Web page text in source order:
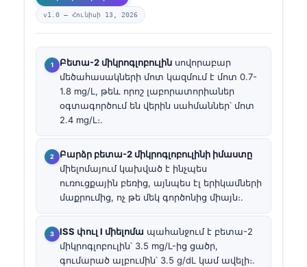
v1.0 — Հունիսի 13, 2026
Բետա-2 միկրոգլոբուլին սովորաբար
մեծահասակների մոտ կազմում է մոտ 0.7-
1.8 mg/L, թեև որոշ լաբորատորիաներ
օգտագործում են վերին սահմաններ՝ մոտ
2.4 mg/L։.
Բարձր բետա-2 միկրոգլոբուլինի իմաստը
միելոմայում կախված է ինչպես
ուռուցքային բեռից, այնպես էլ երիկամների
մաքրումից, ոչ թե մեկ գործոնից միայն։.
ISS փուլ I միելոմա պահանջում է բետա-2
միկրոգլոբուլին՝ 3.5 mg/L-ից ցածր,
գումարած ալբումին՝ 3.5 g/dL կամ ավելի։.